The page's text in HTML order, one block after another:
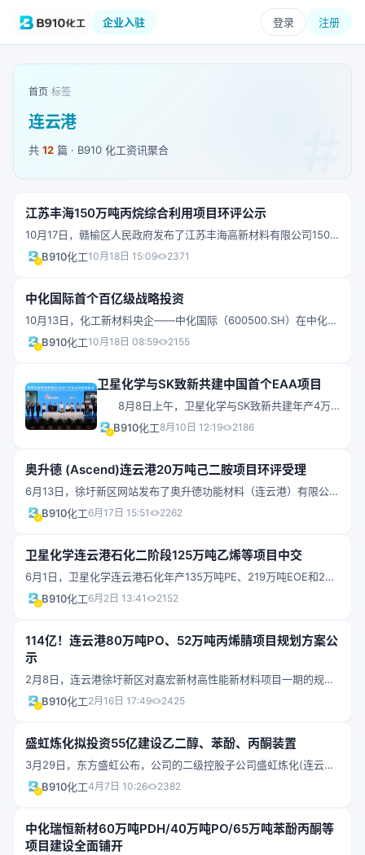
企业入驻 登录 注册
首页 标签
连云港
共 12 篇 · B910 化工资讯聚合
江苏丰海150万吨丙烷综合利用项目环评公示
10月17日，赣榆区人民政府发布了江苏丰海高新材料有限公司150
万吨/年丙烷综合利用项目环境影响报告书全本公示。项目名称：
150万吨/年丙烷综合利用项目；项目性质：新建；建设单位：江苏
苏赣榆海洋经济开发区化工片区）；投资总额：总投资为1537136
万元，其中环保投资47422万元，占总投资 3.09%； 占地面积：
人；工作制度：实行四班三运转，
B910化工10月18日 15:09 2371
中化国际首个百亿级战略投资
10月13日，化工新材料央企——中化国际（600500.SH）在中化连
云港循环经济产业园内迎来了130多家投资机构以实地或在线的方式
前来调研交流。引得众多投资机构关注的是中化国际
底，中化国际（600500.SH）50亿元的定增方案刚刚获得了证监会
批文，此次非公开发行股票募集资金的主要投向正是碳三产业项目
的一期工程。这不仅是中化国际在历史上的首个百亿级自建项目，
达产达效后可实现“再造一个中化国际”的目标，更直接关乎这家上
化”）正在推动的“以基础化工为支撑，建成世界一流综合性化工企
希霆向经济观察网详解了这一百亿投资的来龙去脉。关乎战略转型
的投资
B910化工10月18日 08:59 2155
卫星化学与SK致新共建中国首个EAA项目
8月8日上午，卫星化学与SK致新共建年产4万
吨高端包装新材料（以下简称“EAA”）项目签约仪式
在连云港举行，标志着中国首个EAA生产基地正式
代市长邢正军，连云港市委常委、秘书长黄远征，
连云港市委常委、市政府常务副市长杨新忠，徐圩
接入），高级副总裁张南熏（视频接入）、副总裁
沈晓炜等人出席签约仪式。 会上，蔡连春、沈
B910化工8月10日 12:19 2186
奥升德 (Ascend)连云港20万吨己二胺项目环评受理
6月13日，徐圩新区网站发布了奥升德功能材料（连云港）有限公司
年产20万吨1,6-己二胺项目环境影响评价文件受理情况的公示。项
目的主要内容如下：项目名称：年产20万吨 1,6-己二胺项目建设性
点：国家东中西区域合作示范区石化九路以北、石化四路以东占地
面积：115366.41m2（173.05亩）工程范围：本项目工程范围为奥
和己二胺界区输出管道输送工程（自洋井石化经园区公共管廊管道
行时间 8000h，连续生产。今年1月12日下午，徐圩新区与奥升德
功能材料公司在大陆桥产品展览展示中心举行尼龙树脂产业链项目
产基地，生产己二胺和特种化学品，进一步拓展全球布局。此次投
资是奥升德在美国以外第一座化工生产基地，也是该公司迄今在美
建设，预计于2023年下半年正式启动生产。该生产基地将生产己二
胺和特种化学品，为奥升德全球聚酰胺自有生产提供原料，并同时
供应区域客户。
B910化工6月17日 15:51 2262
卫星化学连云港石化二阶段125万吨乙烯等项目中交
6月1日，卫星化学连云港石化年产135万吨PE、219万吨EOE和26
万吨ACN联合装置工程二阶段系列装置全面实现项目中交，标志着
项目施工单位完成了工艺运行路线上的所有建设内容，工艺路线全
旬开始装置引入实物料试运行。 总投资335亿元的卫星化学连
云港石化项目是江苏省重大项目之一，该项目一阶段系列装置已于
2021年5月正式投产，二阶段中期交工的装置包括125万吨乙烯、
用工程等辅助装置，预计6月底开始投料试车。据预计，项目一阶段
元，同时每年将带动石化产业基地内产品互供可达200亿元，形成
地奠定坚实基础。
B910化工6月2日 13:41 2152
114亿！连云港80万吨PO、52万吨丙烯腈项目规划方案公
示
2月8日，连云港徐圩新区对嘉宏新材高性能新材料项目一期的规划
方案进行公示，该项目主要分三个阶段建设2套40万吨PO装置和2
套26万吨丙烯腈装置。自此，该项目又有了阶段性进展。2021年12
显示，项目总投资113.8亿，建设单位为江苏嘉宏新材料有限公司，
主要建设内容为6套45万吨/年过氧化物装置、2套40万吨/年环氧丙
万吨/年合成氨装置、1套12万吨/年甘氨酸装置。
B910化工2月16日 17:49 2425
盛虹炼化拟投资55亿建设乙二醇、苯酚、丙酮装置
3月29日，东方盛虹公布，公司的二级控股子公司盛虹炼化(连云港)
有限公司(“盛虹炼化”)拟投资人民币557,299万元新增建设“2#乙二
醇+苯酚/丙酮项目”。该项目位于盛虹炼化厂区内，依托“盛虹炼化
目”)的生产装置、公用工程及系统配套设施，将新增建设“10/90 万
吨/年2#乙二醇”装置和“40/25 万吨/年苯酚/丙酮”装置，同步建设储
B910化工4月7日 10:26 2382
中化瑞恒新材60万吨PDH/40万吨PO/65万吨苯酚丙酮等
项目建设全面铺开